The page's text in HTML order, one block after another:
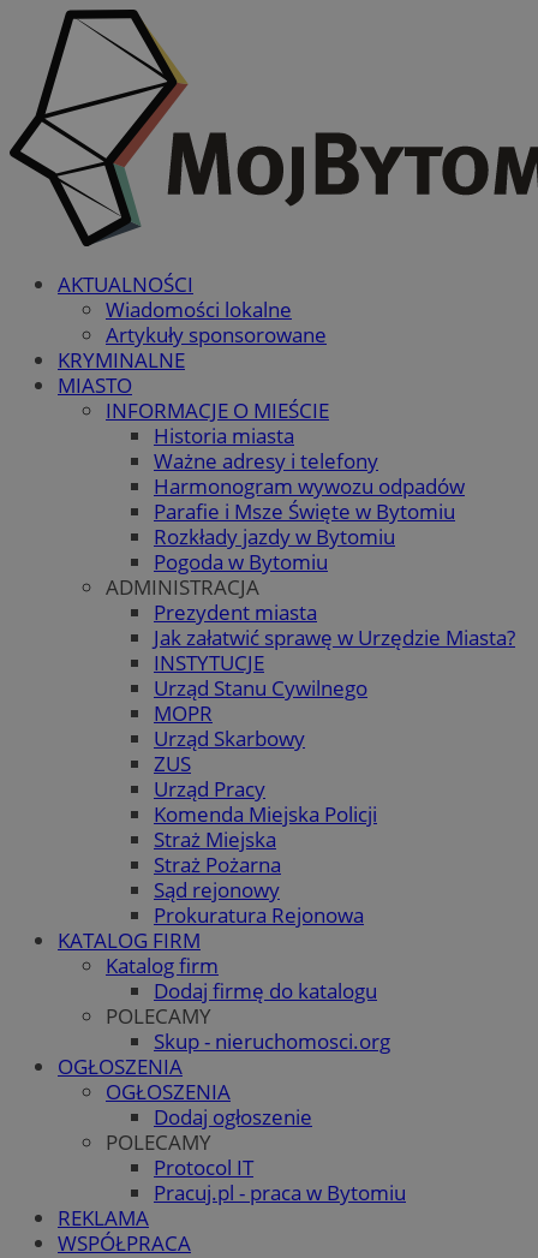
AKTUALNOŚCI
Wiadomości lokalne
Artykuły sponsorowane
KRYMINALNE
MIASTO
INFORMACJE O MIEŚCIE
Historia miasta
Ważne adresy i telefony
Harmonogram wywozu odpadów
Parafie i Msze Święte w Bytomiu
Rozkłady jazdy w Bytomiu
Pogoda w Bytomiu
ADMINISTRACJA
Prezydent miasta
Jak załatwić sprawę w Urzędzie Miasta?
INSTYTUCJE
Urząd Stanu Cywilnego
MOPR
Urząd Skarbowy
ZUS
Urząd Pracy
Komenda Miejska Policji
Straż Miejska
Straż Pożarna
Sąd rejonowy
Prokuratura Rejonowa
KATALOG FIRM
Katalog firm
Dodaj firmę do katalogu
POLECAMY
Skup - nieruchomosci.org
OGŁOSZENIA
OGŁOSZENIA
Dodaj ogłoszenie
POLECAMY
Protocol IT
Pracuj.pl - praca w Bytomiu
REKLAMA
WSPÓŁPRACA